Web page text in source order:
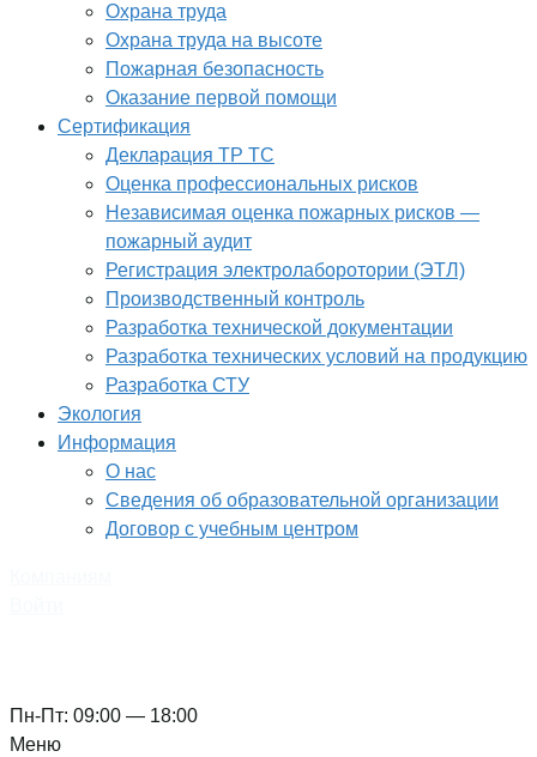
Охрана труда
Охрана труда на высоте
Пожарная безопасность
Оказание первой помощи
Сертификация
Декларация ТР ТС
Оценка профессиональных рисков
Независимая оценка пожарных рисков —
пожарный аудит
Регистрация электролаборотории (ЭТЛ)
Производственный контроль
Разработка технической документации
Разработка технических условий на продукцию
Разработка СТУ
Экология
Информация
О нас
Сведения об образовательной организации
Договор с учебным центром
Пн-Пт: 09:00 — 18:00
Меню